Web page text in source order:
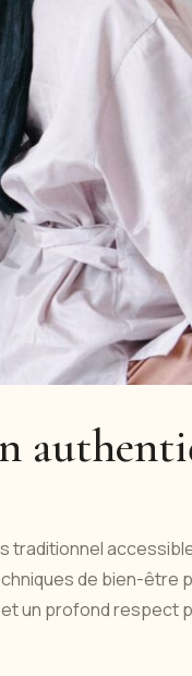
traditionnel
de bien-être
un profond respect